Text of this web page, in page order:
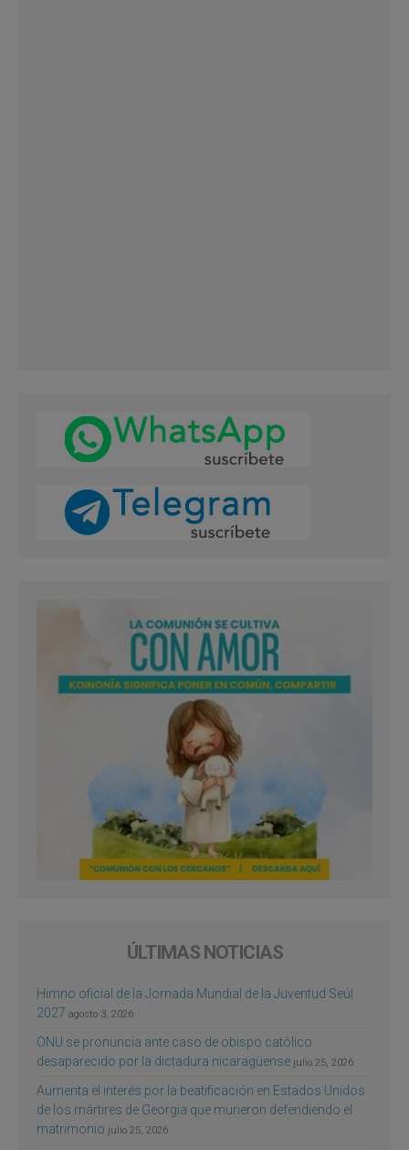
ÚLTIMAS NOTICIAS
Himno oficial de la Jornada Mundial de la Juventud Seúl
2027 agosto 3, 2026
ONU se pronuncia ante caso de obispo católico
desaparecido por la dictadura nicaragüense julio 25, 2026
Aumenta el interés por la beatificación en Estados Unidos
de los mártires de Georgia que murieron defendiendo el
matrimonio julio 25, 2026